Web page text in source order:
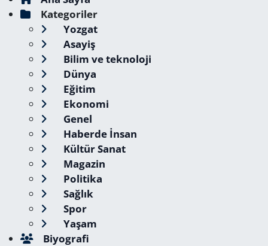
Kategoriler
Yozgat
Asayiş
Bilim ve teknoloji
Dünya
Eğitim
Ekonomi
Genel
Haberde İnsan
Kültür Sanat
Magazin
Politika
Sağlık
Spor
Yaşam
Biyografi